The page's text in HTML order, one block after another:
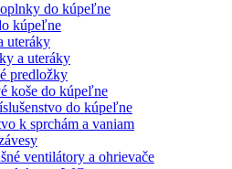
do kúpeľne
kúpeľne
uteráky
a uteráky
predložky
koše do kúpeľne
do kúpeľne
k sprchám a vaniam
ventilátory a ohrievače